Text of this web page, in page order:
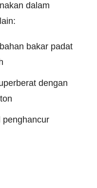
dalam
bakar padat
dengan
penghancur